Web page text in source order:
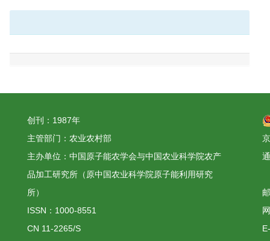
创刊：1987年
主管部门：农业农村部
主办单位：中国原子能农学会与中国农业科学院农产
品加工研究所（原中国农业科学院原子能利用研究
所）
ISSN：1000-8551
CN 11-2265/S